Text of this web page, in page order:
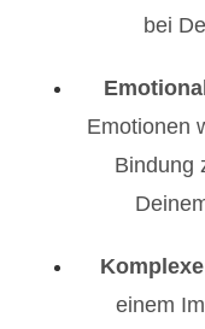
bei
Emotionen
Bindung
einem